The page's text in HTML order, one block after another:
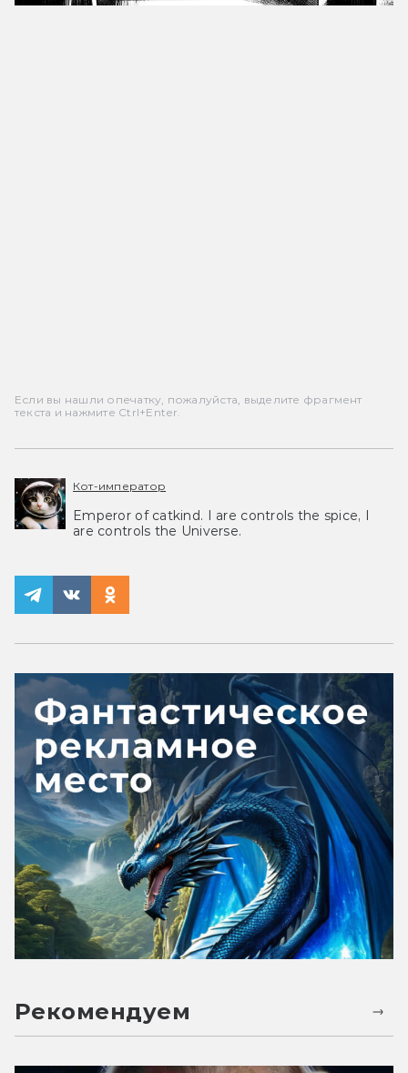
Если вы нашли опечатку, пожалуйста, выделите фрагмент
текста и нажмите Ctrl+Enter.
Кот-император
Emperor of catkind. I are controls the spice, I
are controls the Universe.
Рекомендуем